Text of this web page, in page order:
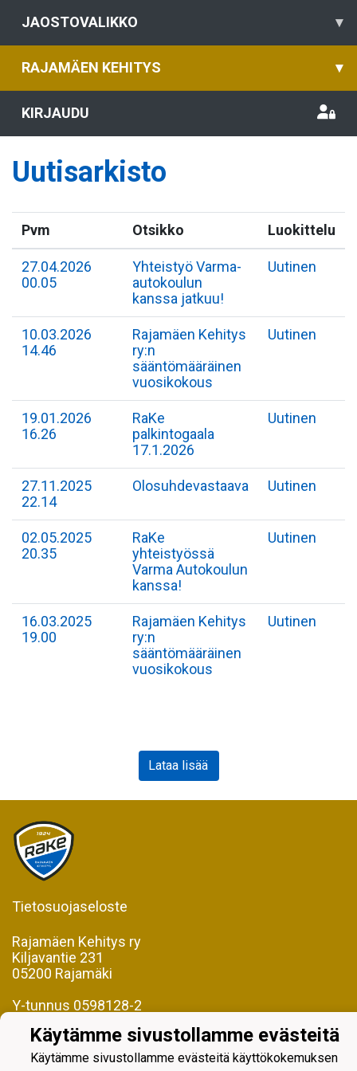
JAOSTOVALIKKO ▾
RAJAMÄEN KEHITYS ▾
KIRJAUDU
Uutisarkisto
Pvm Otsikko Luokittelu
27.04.2026
00.05
Yhteistyö Varma-
autokoulun
kanssa jatkuu!
Uutinen
10.03.2026
14.46
Rajamäen Kehitys
ry:n
sääntömääräinen
vuosikokous
Uutinen
19.01.2026
16.26
RaKe
palkintogaala
17.1.2026
Uutinen
27.11.2025
22.14
Olosuhdevastaava Uutinen
02.05.2025
20.35
RaKe
yhteistyössä
Varma Autokoulun
kanssa!
Uutinen
16.03.2025
19.00
Rajamäen Kehitys
ry:n
sääntömääräinen
vuosikokous
Uutinen
Lataa lisää
Tietosuojaseloste
Rajamäen Kehitys ry
Kiljavantie 231
05200 Rajamäki
Y-tunnus 0598128-2
Käytämme sivustollamme evästeitä
Käytämme sivustollamme evästeitä käyttökokemuksen